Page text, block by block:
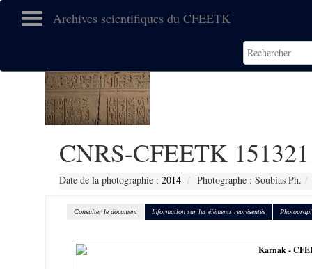
Archives scientifiques du CFEETK
CNRS-CFEETK 151321
Date de la photographie : 2014 Photographe : Soubias Ph.
Consulter le document Information sur les éléments représentés